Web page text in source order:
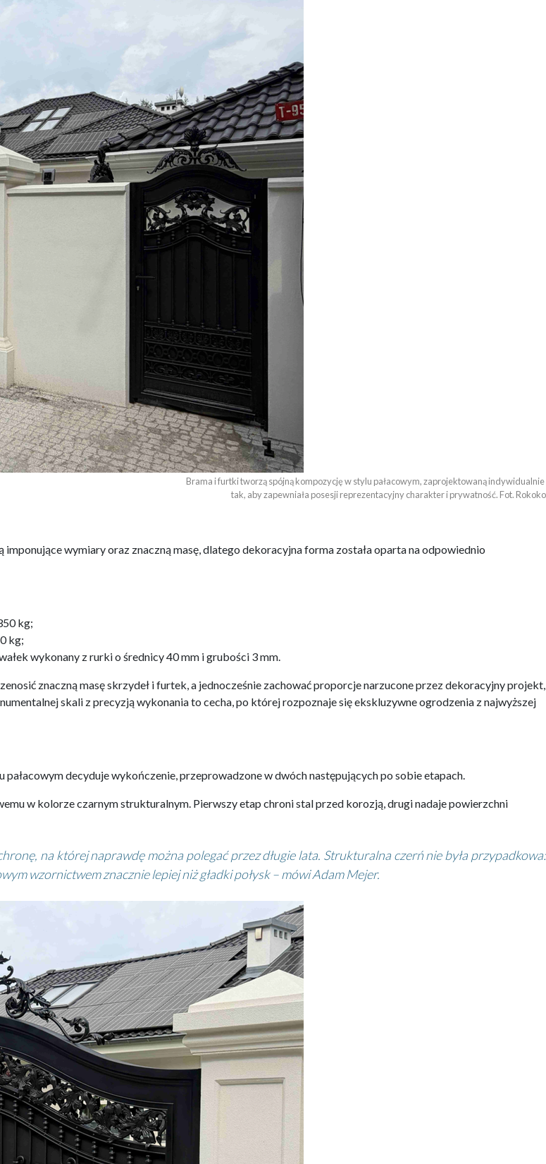
Brama i furtki tworzą spójną kompozycję w stylu pałacowym, zaprojektowaną indywidualnie
tak, aby zapewniała posesji reprezentacyjny charakter i prywatność. Fot. Rokoko
wymiary oraz znaczną masę, dlatego dekoracyjna forma została oparta na odpowiednio
kg;
kg;
wykonany z rurki o średnicy 40 mm i grubości 3 mm.
znaczną masę skrzydeł i furtek, a jednocześnie zachować proporcje narzucone przez dekoracyjny projekt,
skali z precyzją wykonania to cecha, po której rozpoznaje się ekskluzywne ogrodzenia z najwyższej
decyduje wykończenie, przeprowadzone w dwóch następujących po sobie etapach.
w kolorze czarnym strukturalnym. Pierwszy etap chroni stal przed korozją, drugi nadaje powierzchni
na której naprawdę można polegać przez długie lata. Strukturalna czerń nie była przypadkowa:
wzornictwem znacznie lepiej niż gładki połysk – mówi Adam Mejer.